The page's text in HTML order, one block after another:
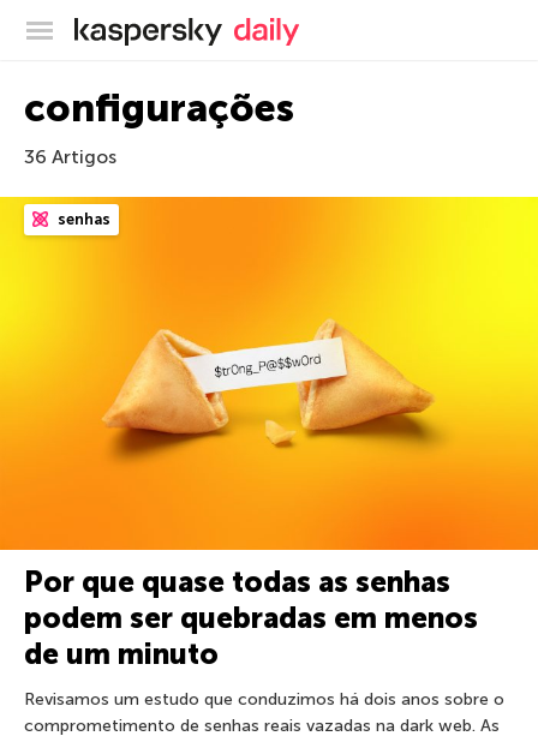
Blog oficial da Kaspersky
configurações
36 Artigos
senhas
Por que quase todas as senhas
podem ser quebradas em menos
de um minuto
Revisamos um estudo que conduzimos há dois anos sobre o
comprometimento de senhas reais vazadas na dark web. As